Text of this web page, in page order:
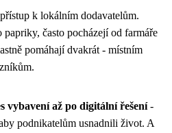
k lokálním dodavatelům.
často pocházejí od farmáře
pomáhají dvakrát - místním
vybavení až po digitální řešení-
podnikatelům usnadnili život. A